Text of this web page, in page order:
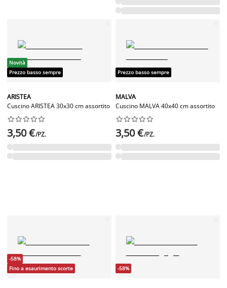
Novità
Prezzo basso sempre
ARISTEA
Cuscino ARISTEA 30x30 cm assortito






3,50 €/PZ.
Prezzo basso sempre
MALVA
Cuscino MALVA 40x40 cm assortito






3,50 €/PZ.
-58%
Fino a esaurimento scorte
-58%